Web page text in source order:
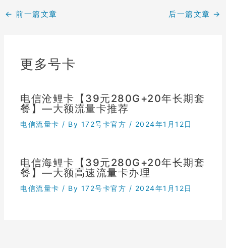
← 前一篇文章 后一篇文章 →
更多号卡
电信沧鲤卡【39元280G+20年长期套
餐】—大额流量卡推荐
电信流量卡 / By 172号卡官方 / 2024年1月12日
电信海鲤卡【39元280G+20年长期套
餐】—大额高速流量卡办理
电信流量卡 / By 172号卡官方 / 2024年1月12日